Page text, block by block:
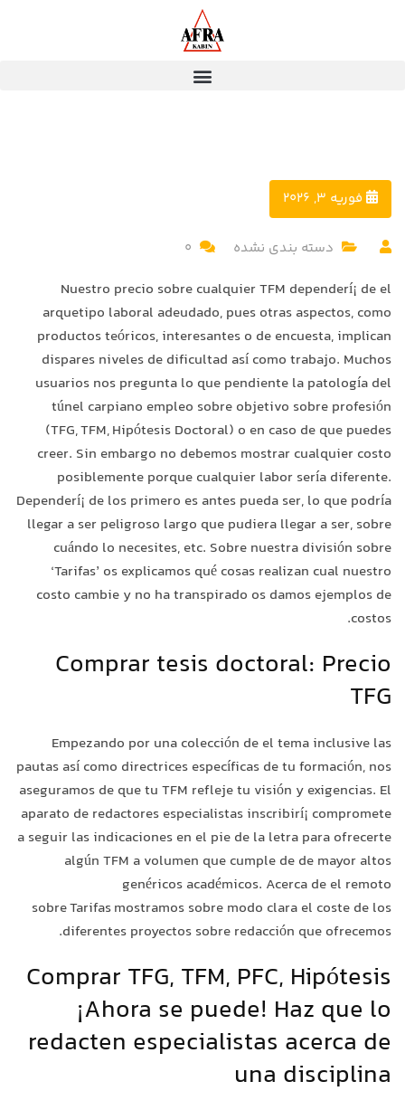
فوریه 3, 2026
دسته بندی نشده 0
Nuestro precio sobre cualquier TFM dependerí¡ de el
arquetipo laboral adeudado, pues otras aspectos, como
productos teóricos, interesantes o de encuesta, implican
dispares niveles de dificultad así­ como trabajo. Muchos
usuarios nos pregunta lo que pendiente la patologí­a del
túnel carpiano empleo sobre objetivo sobre profesión
(TFG, TFM, Hipótesis Doctoral) o en caso de que puedes
creer. Sin embargo no debemos mostrar cualquier costo
posiblemente porque cualquier labor serí­a diferente.
Dependerí¡ de los primero es antes pueda ser, lo que podrí­a
llegar a ser peligroso largo que pudiera llegar a ser, sobre
cuándo lo necesites, etc. Sobre nuestra división sobre
‘Tarifas’ os explicamos qué cosas realizan cual nuestro
costo cambie y no ha transpirado os damos ejemplos de
costos.
Comprar tesis doctoral: Precio
TFG
Empezando por una colección de el tema inclusive las
pautas así­ como directrices específicas de tu formación, nos
aseguramos de que tu TFM refleje tu visión y exigencias. El
aparato de redactores especialistas inscribirí¡ compromete
a seguir las indicaciones en el pie de la letra para ofrecerte
algún TFM a volumen que cumple de de mayor altos
genéricos académicos. Acerca de el remoto
sobre Tarifas mostramos sobre modo clara el coste de los
diferentes proyectos sobre redacción que ofrecemos.
Comprar TFG, TFM, PFC, Hipótesis
¡Ahora se puede! Haz que lo
redacten especialistas acerca de
una disciplina